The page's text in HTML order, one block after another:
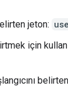
jeton:
için